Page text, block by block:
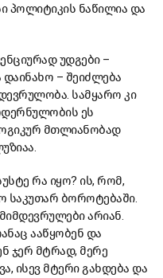
პოლიტიკის ნაწილია და
უდგები –
– შეიძლება
სამყარო კი
ეს
მთლიანობად
რა იყო? ის, რომ,
საკუთარ ბოროტებაში.
არიან.
ააწყობენ და
ჯერ მტრად, მერე
ისევ მტერი გახდება და